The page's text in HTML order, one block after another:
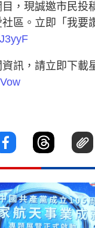
，現誠邀市民投
區。立即「我要
訊，請立即下載